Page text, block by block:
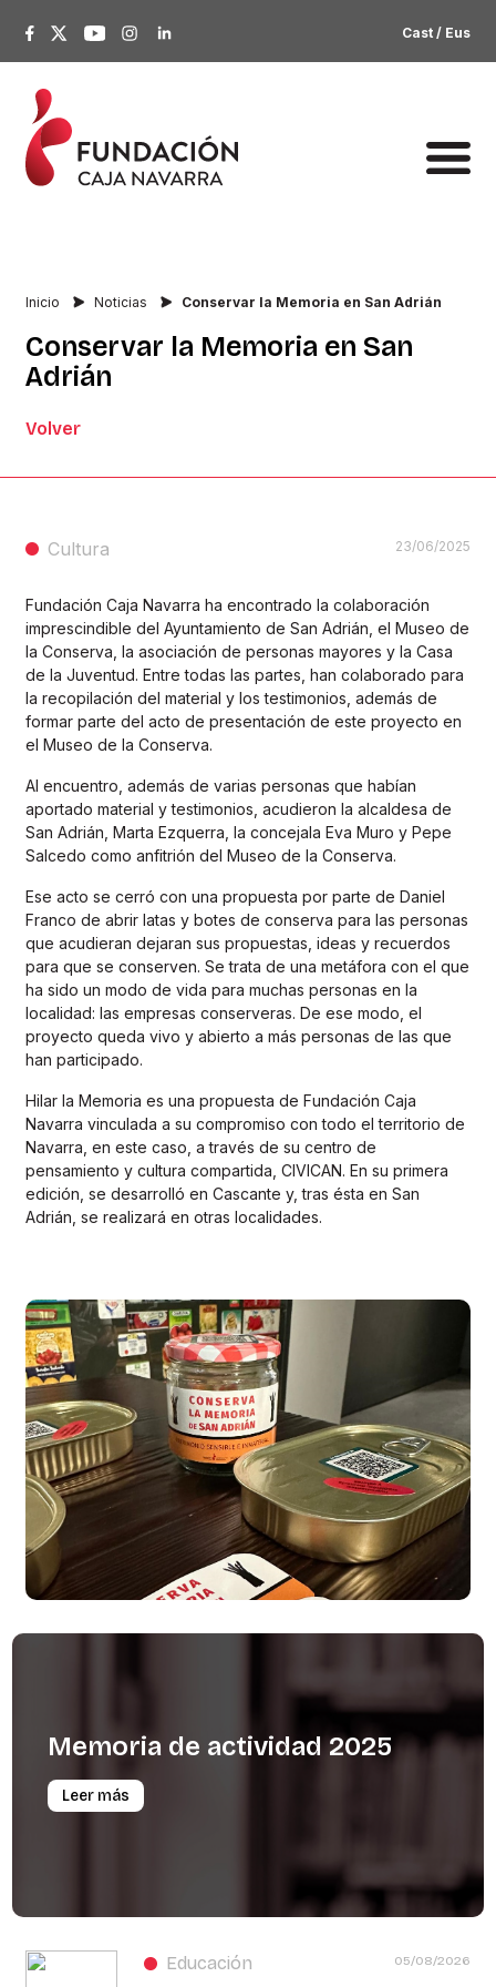
Cast / Eus
Inicio Noticias Conservar la Memoria en San Adrián
Conservar la Memoria en San
Adrián
Volver
Cultura 23/06/2025
Fundación Caja Navarra ha encontrado la colaboración
imprescindible del Ayuntamiento de San Adrián, el Museo de
la Conserva, la asociación de personas mayores y la Casa
de la Juventud. Entre todas las partes, han colaborado para
la recopilación del material y los testimonios, además de
formar parte del acto de presentación de este proyecto en
el Museo de la Conserva.
Al encuentro, además de varias personas que habían
aportado material y testimonios, acudieron la alcaldesa de
San Adrián, Marta Ezquerra, la concejala Eva Muro y Pepe
Salcedo como anfitrión del Museo de la Conserva.
Ese acto se cerró con una propuesta por parte de Daniel
Franco de abrir latas y botes de conserva para las personas
que acudieran dejaran sus propuestas, ideas y recuerdos
para que se conserven. Se trata de una metáfora con el que
ha sido un modo de vida para muchas personas en la
localidad: las empresas conserveras. De ese modo, el
proyecto queda vivo y abierto a más personas de las que
han participado.
Hilar la Memoria es una propuesta de Fundación Caja
Navarra vinculada a su compromiso con todo el territorio de
Navarra, en este caso, a través de su centro de
pensamiento y cultura compartida, CIVICAN. En su primera
edición, se desarrolló en Cascante y, tras ésta en San
Adrián, se realizará en otras localidades.
Memoria de actividad 2025
Leer más
Educación 05/08/2026